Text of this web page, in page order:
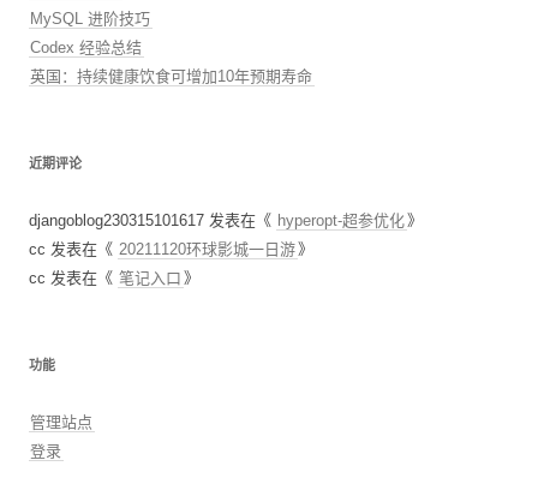
MySQL 进阶技巧
Codex 经验总结
英国：持续健康饮食可增加10年预期寿命
近期评论
djangoblog230315101617 发表在《 hyperopt-超参优化 》
cc 发表在《 20211120环球影城一日游 》
cc 发表在《 笔记入口 》
功能
管理站点
登录